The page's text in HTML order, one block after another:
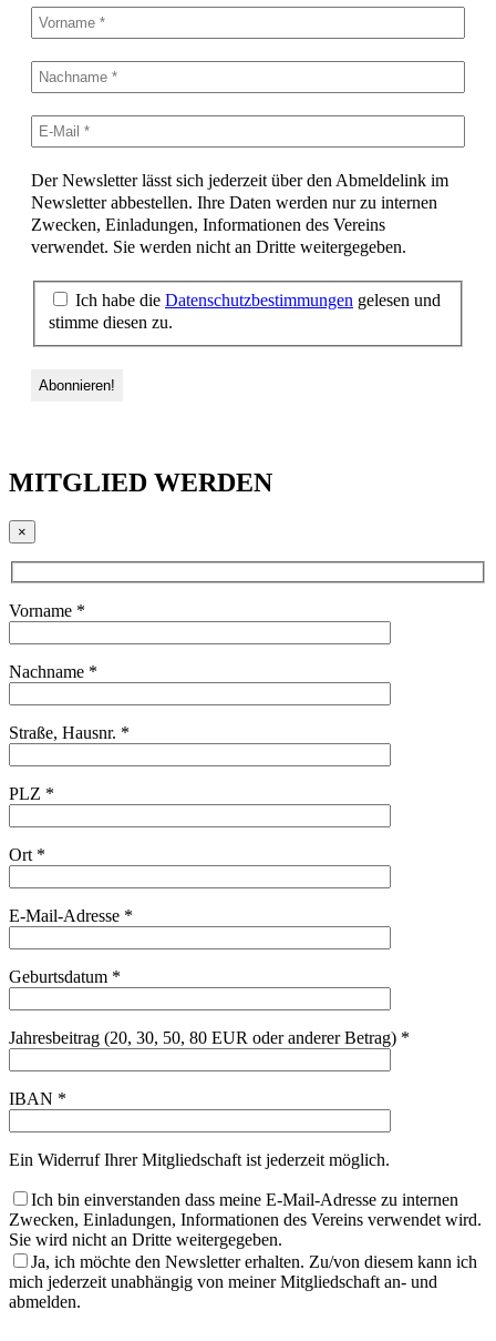
Der Newsletter lässt sich jederzeit über den Abmeldelink im
Newsletter abbestellen. Ihre Daten werden nur zu internen
Zwecken, Einladungen, Informationen des Vereins
verwendet. Sie werden nicht an Dritte weitergegeben.
Ich habe die Datenschutzbestimmungen gelesen und
stimme diesen zu.
MITGLIED WERDEN
×
Vorname *
Nachname *
Straße, Hausnr. *
PLZ *
Ort *
E-Mail-Adresse *
Geburtsdatum *
Jahresbeitrag (20, 30, 50, 80 EUR oder anderer Betrag) *
IBAN *
Ein Widerruf Ihrer Mitgliedschaft ist jederzeit möglich.
Ich bin einverstanden dass meine E-Mail-Adresse zu internen
Zwecken, Einladungen, Informationen des Vereins verwendet wird.
Sie wird nicht an Dritte weitergegeben.
Ja, ich möchte den Newsletter erhalten. Zu/von diesem kann ich
mich jederzeit unabhängig von meiner Mitgliedschaft an- und
abmelden.